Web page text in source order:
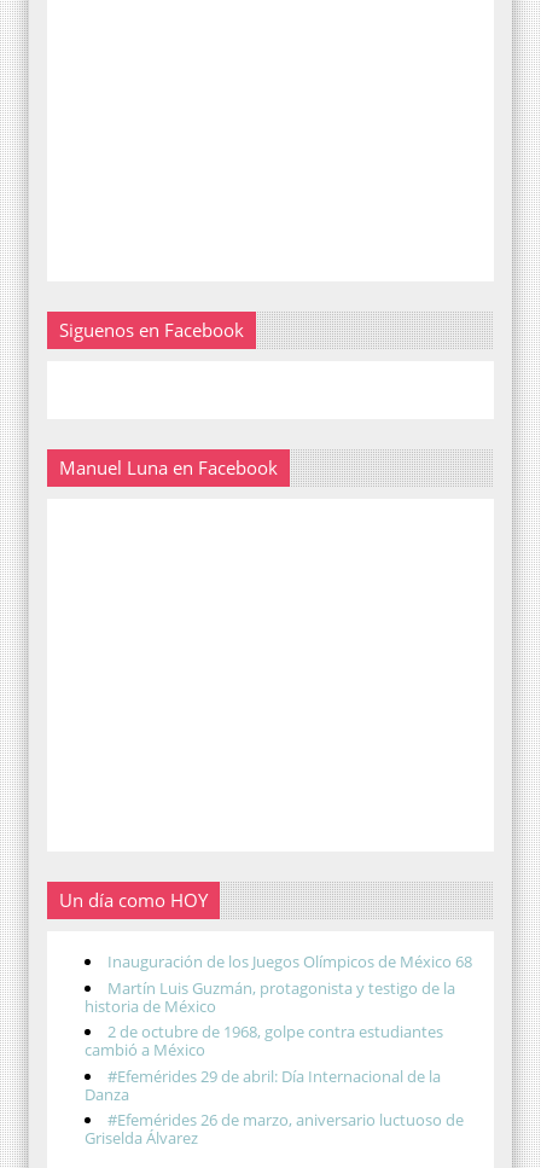
Siguenos en Facebook
Manuel Luna en Facebook
Un día como HOY
Inauguración de los Juegos Olímpicos de México 68
Martín Luis Guzmán, protagonista y testigo de la
historia de México
2 de octubre de 1968, golpe contra estudiantes
cambió a México
#Efemérides 29 de abril: Día Internacional de la
Danza
#Efemérides 26 de marzo, aniversario luctuoso de
Griselda Álvarez